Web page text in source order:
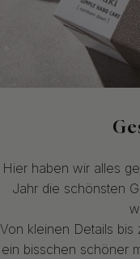
Hier haben wir alles
Jahr die schönsten
Von kleinen Details bis
ein bisschen schöner